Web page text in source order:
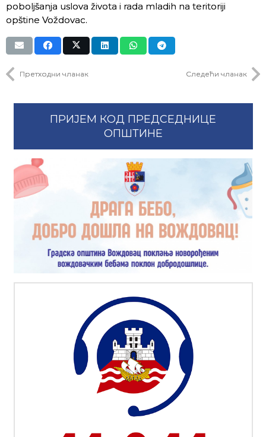
poboljšanja uslova života i rada mladih na teritoriji
opštine Voždovac.
Претходни чланак Следећи чланак
ПРИЈЕМ КОД ПРЕДСЕДНИЦЕ
ОПШТИНЕ